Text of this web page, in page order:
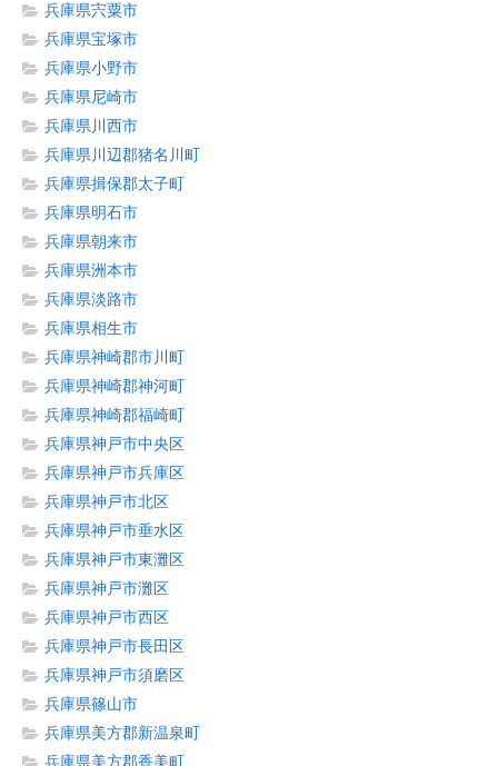
兵庫県宍粟市
兵庫県宝塚市
兵庫県小野市
兵庫県尼崎市
兵庫県川西市
兵庫県川辺郡猪名川町
兵庫県揖保郡太子町
兵庫県明石市
兵庫県朝来市
兵庫県洲本市
兵庫県淡路市
兵庫県相生市
兵庫県神崎郡市川町
兵庫県神崎郡神河町
兵庫県神崎郡福崎町
兵庫県神戸市中央区
兵庫県神戸市兵庫区
兵庫県神戸市北区
兵庫県神戸市垂水区
兵庫県神戸市東灘区
兵庫県神戸市灘区
兵庫県神戸市西区
兵庫県神戸市長田区
兵庫県神戸市須磨区
兵庫県篠山市
兵庫県美方郡新温泉町
兵庫県美方郡香美町